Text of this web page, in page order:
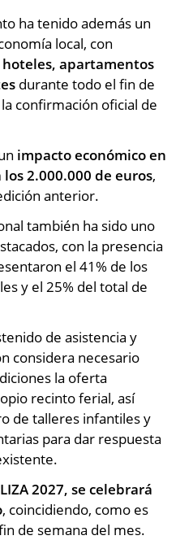
ha tenido además un
local, con
apartamentos
durante todo el fin de
confirmación oficial de
impacto económico en
2.000.000 de euros,
anterior.
también ha sido uno
con la presencia
el 41% de los
y el 25% del total de
de asistencia y
considera necesario
la oferta
recinto ferial, así
de talleres infantiles y
para dar respuesta
2027, se celebrará
, coincidiendo, como es
de semana del mes.